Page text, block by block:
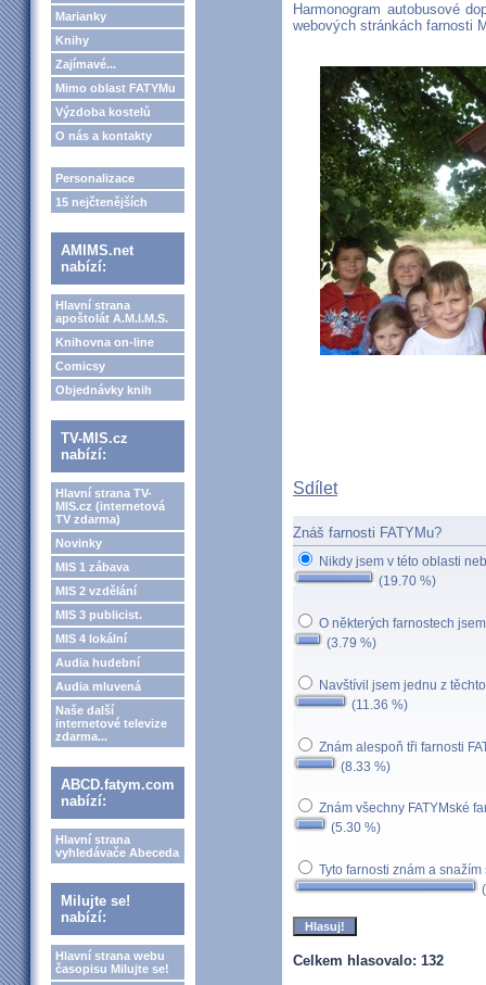
Marianky
Knihy
Zajímavé...
Mimo oblast FATYMu
Výzdoba kostelů
O nás a kontakty
Personalizace
15 nejčtenějších
AMIMS.net
nabízí:
Hlavní strana
apoštolát A.M.I.M.S.
Knihovna on-line
Comicsy
Objednávky knih
TV-MIS.cz
nabízí:
Hlavní strana TV-
MIS.cz (internetová
TV zdarma)
Novinky
MIS 1 zábava
MIS 2 vzdělání
MIS 3 publicist.
MIS 4 lokální
Audia hudební
Audia mluvená
Naše další
internetové televize
zdarma...
ABCD.fatym.com
nabízí:
Hlavní strana
vyhledávače Abeceda
Milujte se!
nabízí:
Hlavní strana webu
časopisu Milujte se!
Harmonogram autobusové
webových stránkách farnosti
Sdílet
Znáš farnosti FATYMu?
Nikdy jsem v této oblasti
(19.70 %)
O některých farnostech
(3.79 %)
Navštívil jsem jednu z
(11.36 %)
Znám alespoň tři farnosti
(8.33 %)
Znám všechny FATYMské
(5.30 %)
Tyto farnosti znám a
Celkem hlasovalo: 132